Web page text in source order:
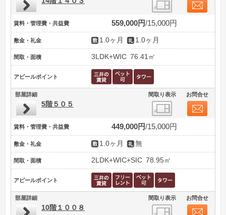
賃料・管理費・共益費 559,000円 15,000円
敷金・礼金 1.0ヶ月 1.0ヶ月
間取・面積 3LDK+WIC 76.41㎡
アピールポイント
部屋詳細 間取り表示 お問合せ
5階５０５
賃料・管理費・共益費 449,000円 15,000円
敷金・礼金 1.0ヶ月 無
間取・面積 2LDK+WIC+SIC 78.95㎡
アピールポイント
部屋詳細 間取り表示 お問合せ
10階１００８